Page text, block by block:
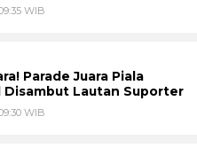
WIB
Parade Juara Piala
Disambut Lautan Suporter
WIB